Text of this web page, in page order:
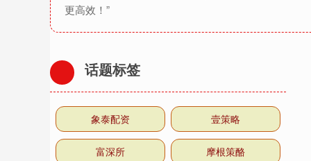
更高效！”
话题标签
象泰配资 壹策略
富深所 摩根策酪